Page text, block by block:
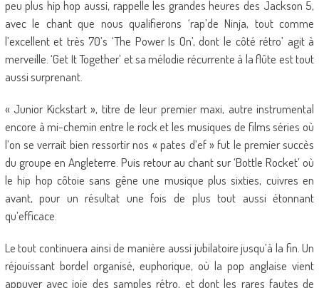
peu plus hip hop aussi, rappelle les grandes heures des Jackson 5,
avec le chant que nous qualifierons ‘rap’de Ninja, tout comme
l’excellent et très 70’s ‘The Power Is On’, dont le côté rétro’ agit à
merveille. ‘Get It Together’ et sa mélodie récurrente à la flûte est tout
aussi surprenant.
« Junior Kickstart », titre de leur premier maxi, autre instrumental
encore à mi-chemin entre le rock et les musiques de films séries où
l’on se verrait bien ressortir nos « pates d’ef » fut le premier succès
du groupe en Angleterre. Puis retour au chant sur ‘Bottle Rocket’ où
le hip hop côtoie sans gêne une musique plus sixties, cuivres en
avant, pour un résultat une fois de plus tout aussi étonnant
qu’efficace.
Le tout continuera ainsi de manière aussi jubilatoire jusqu’à la fin. Un
réjouissant bordel organisé, euphorique, où la pop anglaise vient
appuyer avec joie des samples rétro, et dont les rares fautes de